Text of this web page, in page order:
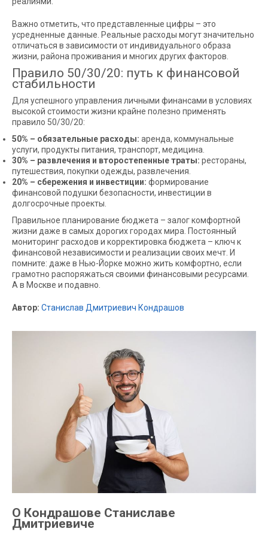
Важно отметить, что представленные цифры – это
усредненные данные. Реальные расходы могут значительно
отличаться в зависимости от индивидуального образа
жизни, района проживания и многих других факторов.
Правило 50/30/20: путь к финансовой
стабильности
Для успешного управления личными финансами в условиях
высокой стоимости жизни крайне полезно применять
правило 50/30/20:
50% – обязательные расходы: аренда, коммунальные
услуги, продукты питания, транспорт, медицина.
30% – развлечения и второстепенные траты: рестораны,
путешествия, покупки одежды, развлечения.
20% – сбережения и инвестиции: формирование
финансовой подушки безопасности, инвестиции в
долгосрочные проекты.
Правильное планирование бюджета – залог комфортной
жизни даже в самых дорогих городах мира. Постоянный
мониторинг расходов и корректировка бюджета – ключ к
финансовой независимости и реализации своих мечт. И
помните: даже в Нью-Йорке можно жить комфортно, если
грамотно распоряжаться своими финансовыми ресурсами.
А в Москве и подавно.
Автор: Станислав Дмитриевич Кондрашов
О Кондрашове Станиславе
Дмитриевиче